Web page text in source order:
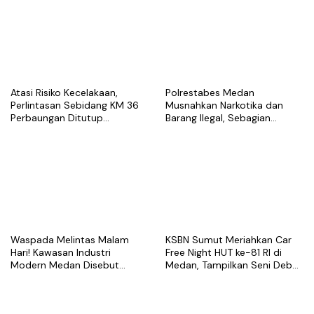
Atasi Risiko Kecelakaan,
Perlintasan Sebidang KM 36
Perbaungan Ditutup
Polrestabes Medan
Musnahkan Narkotika dan
Barang Ilegal, Sebagian
Waspada Melintas Malam
Hari! Kawasan Industri
Modern Medan Disebut
KSBN Sumut Meriahkan Car
Free Night HUT ke-81 RI di
Medan, Tampilkan Seni Debus